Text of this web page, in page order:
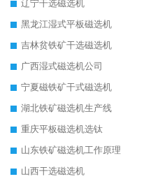
辽宁干选磁选机
黑龙江湿式平板磁选机
吉林贫铁矿干选磁选机
广西湿式磁选机公司
宁夏磁铁矿干式磁选机
湖北铁矿磁选机生产线
重庆平板磁选机选钛
山东铁矿磁选机工作原理
山西干选磁选机